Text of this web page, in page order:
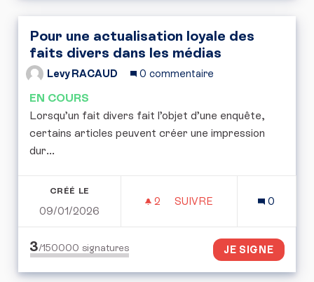
Pour une actualisation loyale des
faits divers dans les médias
Levy RACAUD 0 commentaire
EN COURS
Lorsqu’un fait divers fait l’objet d’une enquête,
certains articles peuvent créer une impression
dur...
CRÉÉ LE
09/01/2026
2 2 ABONNÉS
SUIVRE
0
3/150000 signatures JE SIGNE